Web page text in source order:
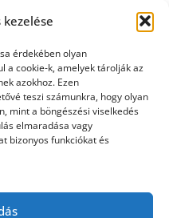
kezelése
érdekében olyan
a cookie-k, amelyek tárolják az
azokhoz. Ezen
teszi számunkra, hogy olyan
mint a böngészési viselkedés
elmaradása vagy
bizonyos funkciókat és